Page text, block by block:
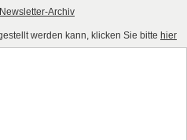
Archiv
werden kann, klicken Sie bitte hier